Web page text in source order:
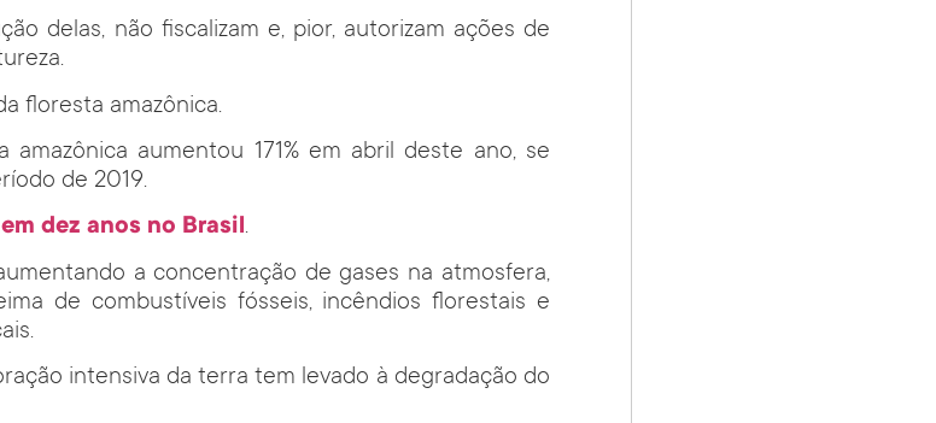
delas, não fiscalizam e, pior, autorizam ações de
floresta amazônica.
aumentou 171% em abril deste ano, se
de 2019.
dez anos no Brasil.
a concentração de gases na atmosfera,
de combustíveis fósseis, incêndios florestais e
intensiva da terra tem levado à degradação do